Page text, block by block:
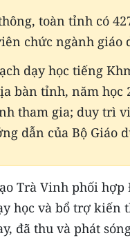
toàn tỉnh có
chức ngành giáo
dạy học tiếng
bàn tỉnh, năm học
tham gia; duy trì
dẫn của Bộ Giáo
Trà Vinh phối
học và bổ trợ kiến
đã thu và phát